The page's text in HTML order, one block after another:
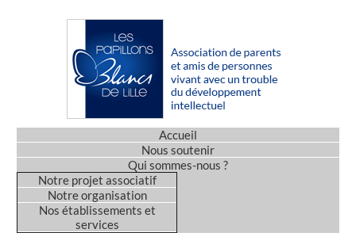
Accueil
Nous soutenir
Qui sommes-nous ?
Notre projet associatif
Notre organisation
Nos établissements et
services